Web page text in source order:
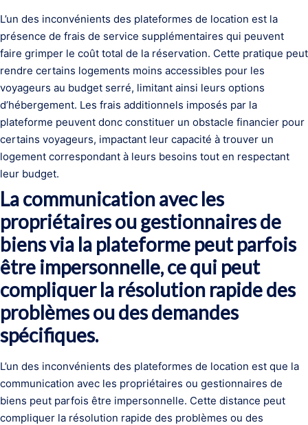
L’un des inconvénients des plateformes de location est la
présence de frais de service supplémentaires qui peuvent
faire grimper le coût total de la réservation. Cette pratique peut
rendre certains logements moins accessibles pour les
voyageurs au budget serré, limitant ainsi leurs options
d’hébergement. Les frais additionnels imposés par la
plateforme peuvent donc constituer un obstacle financier pour
certains voyageurs, impactant leur capacité à trouver un
logement correspondant à leurs besoins tout en respectant
leur budget.
La communication avec les
propriétaires ou gestionnaires de
biens via la plateforme peut parfois
être impersonnelle, ce qui peut
compliquer la résolution rapide des
problèmes ou des demandes
spécifiques.
L’un des inconvénients des plateformes de location est que la
communication avec les propriétaires ou gestionnaires de
biens peut parfois être impersonnelle. Cette distance peut
compliquer la résolution rapide des problèmes ou des